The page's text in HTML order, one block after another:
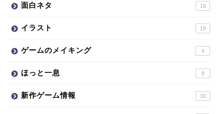
面白ネタ 18
イラスト 19
ゲームのメイキング 4
ほっと一息 8
新作ゲーム情報 30